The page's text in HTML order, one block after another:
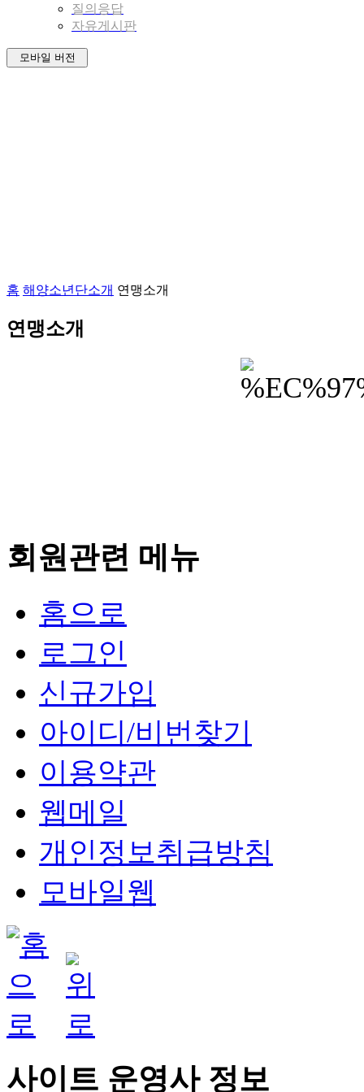
질의응답
자유게시판
모바일 버전
홈 해양소년단소개 연맹소개
연맹소개
회원관련 메뉴
홈으로
로그인
신규가입
아이디/비번찾기
이용약관
웹메일
개인정보취급방침
모바일웹
사이트 운영사 정보